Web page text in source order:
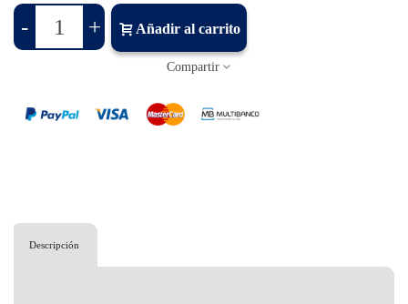
- + Añadir al carrito
Compartir
Descripción